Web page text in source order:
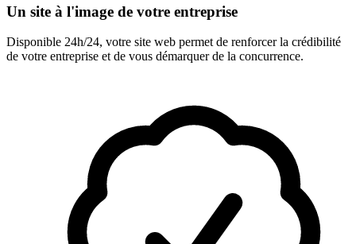
Un site à l'image de votre entreprise
Disponible 24h/24, votre site web permet de renforcer la crédibilité
de votre entreprise et de vous démarquer de la concurrence.